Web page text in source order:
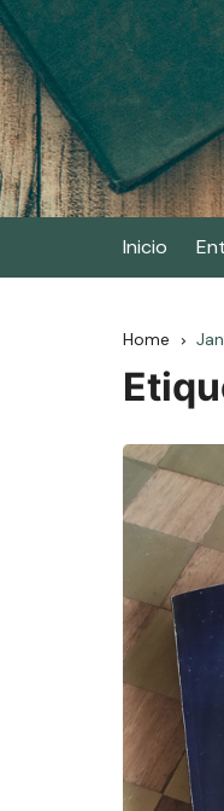
Skip
to
content
El
Inicio
Home